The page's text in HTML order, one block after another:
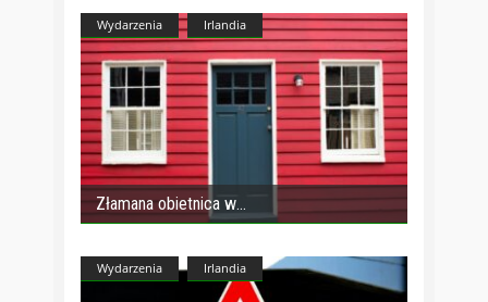
Wydarzenia Irlandia
Złamana obietnica w
Wydarzenia Irlandia